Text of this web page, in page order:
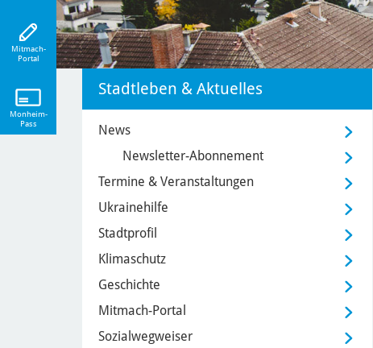
Stadtleben & Aktuelles
News
Newsletter-Abonnement
Termine & Veranstaltungen
Ukrainehilfe
Stadtprofil
Klimaschutz
Geschichte
Mitmach-Portal
Sozialwegweiser
Mitmach-
Portal
Monheim-
Pass